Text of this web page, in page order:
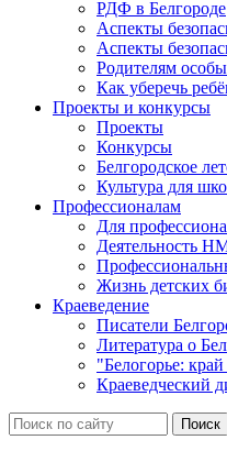
РДФ в Белгороде
Аспекты
Аспекты
Родителям
Как уберечь
Проекты и конкурсы
Проекты
Конкурсы
Белгородское
Культура для
Профессионалам
Для
Деятельность
Жизнь детских
Краеведение
Писатели
Литература о
"Белогорье:
Краеведческий